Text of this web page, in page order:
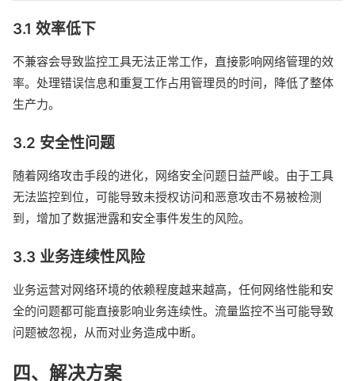
3.1 效率低下
不兼容会导致监控工具无法正常工作，直接影响网络管理的效
率。处理错误信息和重复工作占用管理员的时间，降低了整体
生产力。
3.2 安全性问题
随着网络攻击手段的进化，网络安全问题日益严峻。由于工具
无法监控到位，可能导致未授权访问和恶意攻击不易被检测
到，增加了数据泄露和安全事件发生的风险。
3.3 业务连续性风险
业务运营对网络环境的依赖程度越来越高，任何网络性能和安
全的问题都可能直接影响业务连续性。流量监控不当可能导致
问题被忽视，从而对业务造成中断。
四、解决方案